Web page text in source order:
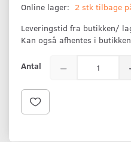
Online lager: 2 stk tilbage
Leveringstid fra butikken/
Kan også afhentes i butikken
Antal